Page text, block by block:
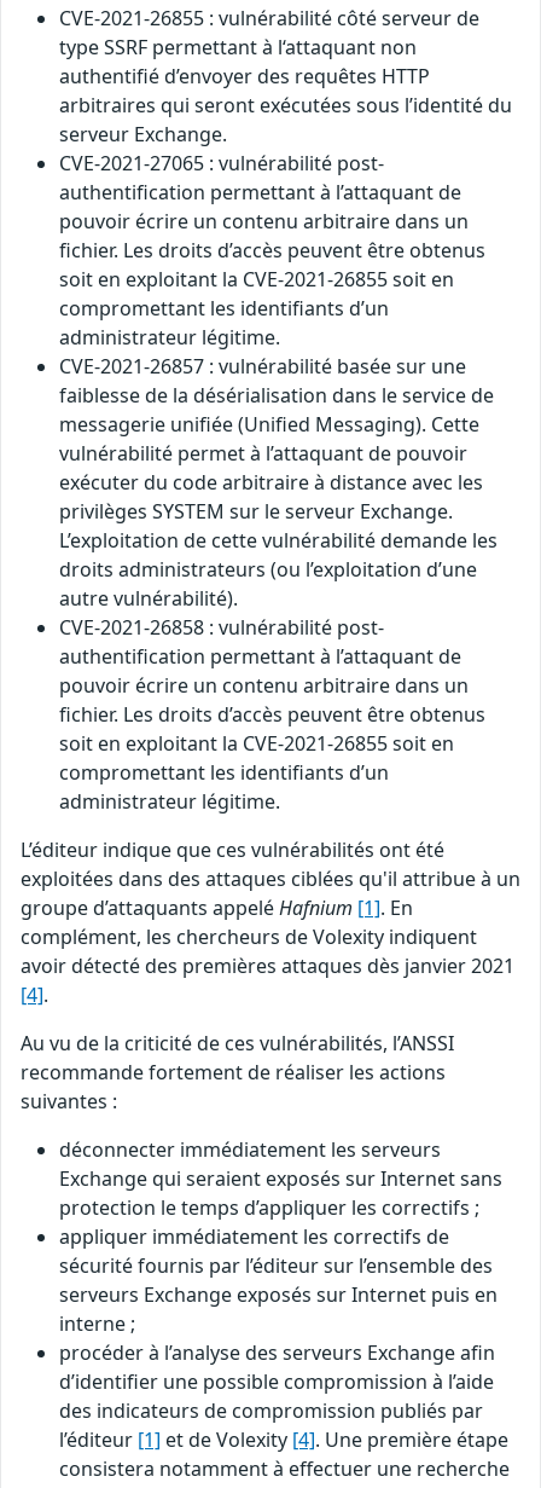
CVE-2021-26855 : vulnérabilité côté serveur de
type SSRF permettant à l‘attaquant non
authentifié d’envoyer des requêtes HTTP
arbitraires qui seront exécutées sous l’identité du
serveur Exchange.
CVE-2021-27065 : vulnérabilité post-
authentification permettant à l’attaquant de
pouvoir écrire un contenu arbitraire dans un
fichier. Les droits d’accès peuvent être obtenus
soit en exploitant la CVE-2021-26855 soit en
compromettant les identifiants d’un
administrateur légitime.
CVE-2021-26857 : vulnérabilité basée sur une
faiblesse de la désérialisation dans le service de
messagerie unifiée (Unified Messaging). Cette
vulnérabilité permet à l’attaquant de pouvoir
exécuter du code arbitraire à distance avec les
privilèges SYSTEM sur le serveur Exchange.
L’exploitation de cette vulnérabilité demande les
droits administrateurs (ou l’exploitation d’une
autre vulnérabilité).
CVE-2021-26858 : vulnérabilité post-
authentification permettant à l’attaquant de
pouvoir écrire un contenu arbitraire dans un
fichier. Les droits d’accès peuvent être obtenus
soit en exploitant la CVE-2021-26855 soit en
compromettant les identifiants d’un
administrateur légitime.
L’éditeur indique que ces vulnérabilités ont été
exploitées dans des attaques ciblées qu'il attribue à un
groupe d’attaquants appeléHafnium [1]. En
complément, les chercheurs de Volexity indiquent
avoir détecté des premières attaques dès janvier 2021
[4].
Au vu de la criticité de ces vulnérabilités, l’ANSSI
recommande fortement de réaliser les actions
suivantes :
déconnecter immédiatement les serveurs
Exchange qui seraient exposés sur Internet sans
protection le temps d’appliquer les correctifs ;
appliquer immédiatement les correctifs de
sécurité fournis par l’éditeur sur l’ensemble des
serveurs Exchange exposés sur Internet puis en
interne ;
procéder à l’analyse des serveurs Exchange afin
d’identifier une possible compromission à l’aide
des indicateurs de compromission publiés par
l’éditeur [1] et de Volexity [4]. Une première étape
consistera notamment à effectuer une recherche